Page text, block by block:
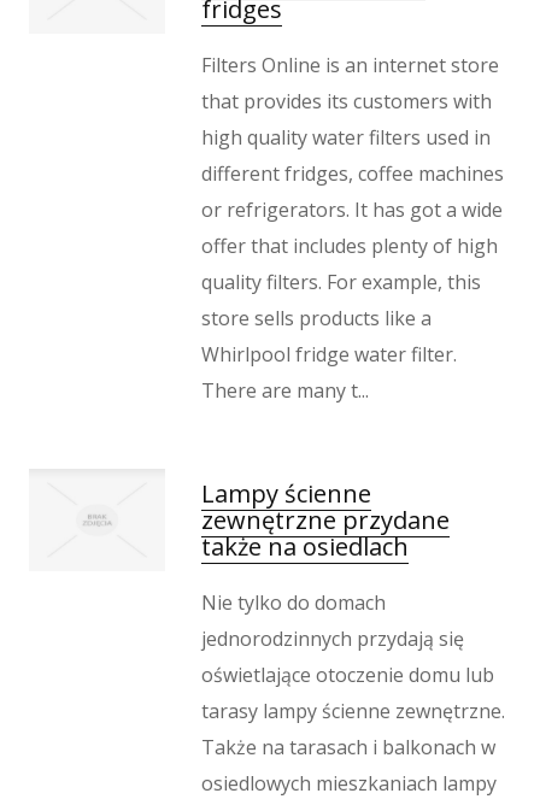
fridges
Filters Online is an internet store
that provides its customers with
high quality water filters used in
different fridges, coffee machines
or refrigerators. It has got a wide
offer that includes plenty of high
quality filters. For example, this
store sells products like a
Whirlpool fridge water filter.
There are many t...
Lampy ścienne
zewnętrzne przydane
także na osiedlach
Nie tylko do domach
jednorodzinnych przydają się
oświetlające otoczenie domu lub
tarasy lampy ścienne zewnętrzne.
Także na tarasach i balkonach w
osiedlowych mieszkaniach lampy